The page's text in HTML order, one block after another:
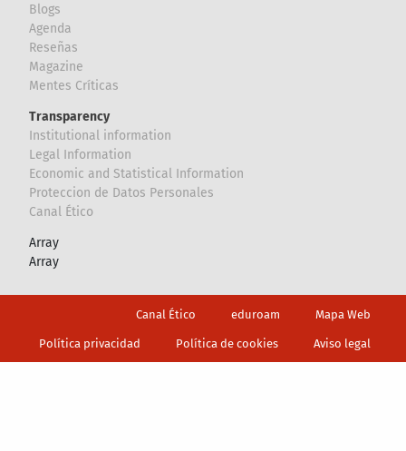
Blogs
Agenda
Reseñas
Magazine
Mentes Críticas
Transparency
Institutional information
Legal Information
Economic and Statistical Information
Proteccion de Datos Personales
Canal Ético
Array
Array
Canal Ético eduroam Mapa Web
Política privacidad Política de cookies Aviso legal